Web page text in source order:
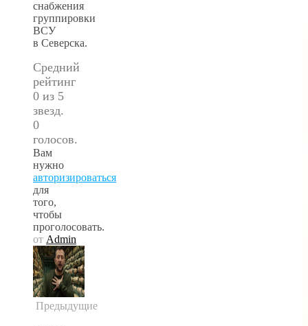
снабжения
группировки
ВСУ
в Северска.
Средний
рейтинг
0 из 5
звезд.
0
голосов.
Вам
нужно
авторизироваться
для
того,
чтобы
проголосовать.
от Admin
Предыдущие